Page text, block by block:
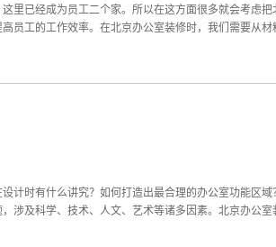
一，使搭配更加和谐，增强办公室的整体感。有条件
易...
里已经成为员工二个家。所以在这方面很多就会考虑
员工的工作效率。在北京办公室装修时，我们需要从
果你实在不知道如何选择，小编建议可以选择灰色或
装修时要遵循简洁的原则人们工作的时候总是希望能
节适当的亮度，同时灯光的颜色不一定需要使用白色
修设计选择灯光颜色时一定需要选择正确的颜色做为
就需...
计时有什么讲究？如何打造出最合理的办公室功能区
涉及科学、技术、人文、艺术等诸多因素。北京办公